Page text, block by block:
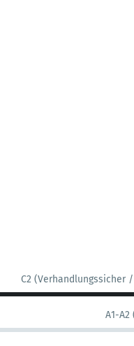
C2 (Verhandlungssicher
A1-